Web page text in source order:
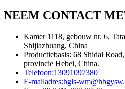
NEEM CONTACT
Kamer 1118, gebouw nr. 6,
Shijiazhuang, China
Productiebasis: 68 Shidai
provincie Hebei, China.
Telefoon:13091097380
E-mailadres:hgls-